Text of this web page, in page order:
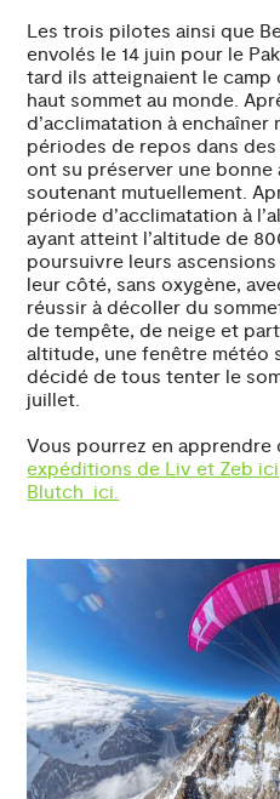
Les trois pilotes ainsi que
envolés le 14 juin pour le
tard ils atteignaient le camp
haut sommet au monde.
d’acclimatation à
périodes de repos dans
ont su préserver une bonne
soutenant mutuellement.
période d’acclimatation à
ayant atteint l’altitude de
poursuivre leurs
leur côté, sans oxygène,
réussir à décoller du
de tempête, de neige et
altitude, une fenêtre météo
décidé de tous tenter le
juillet.
Vous pourrez en apprendre
expéditions de Liv et Zeb ici
Blutch ici.